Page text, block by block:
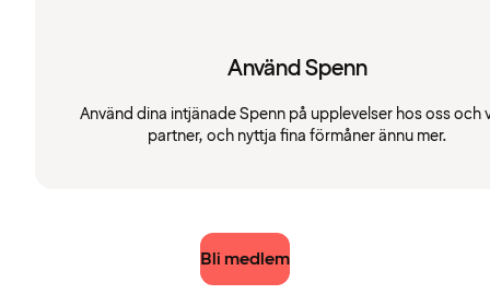
Använd Spenn
Använd dina intjänade Spenn på upplevelser hos oss och
partner, och nyttja fina förmåner ännu mer.
Bli medlem